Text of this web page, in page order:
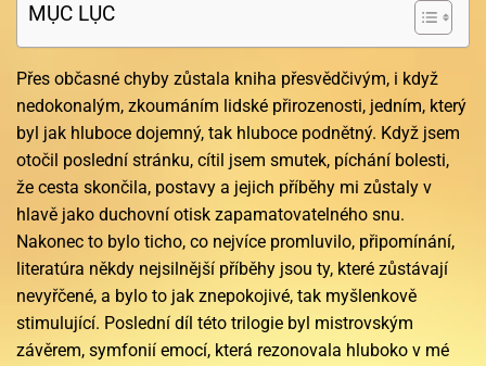
MỤC LỤC
Přes občasné chyby zůstala kniha přesvědčivým, i když
nedokonalým, zkoumáním lidské přirozenosti, jedním, který
byl jak hluboce dojemný, tak hluboce podnětný. Když jsem
otočil poslední stránku, cítil jsem smutek, píchání bolesti,
že cesta skončila, postavy a jejich příběhy mi zůstaly v
hlavě jako duchovní otisk zapamatovatelného snu.
Nakonec to bylo ticho, co nejvíce promluvilo, připomínání,
literatúra někdy nejsilnější příběhy jsou ty, které zůstávají
nevyřčené, a bylo to jak znepokojivé, tak myšlenkově
stimulující. Poslední díl této trilogie byl mistrovským
závěrem, symfonií emocí, která rezonovala hluboko v mé